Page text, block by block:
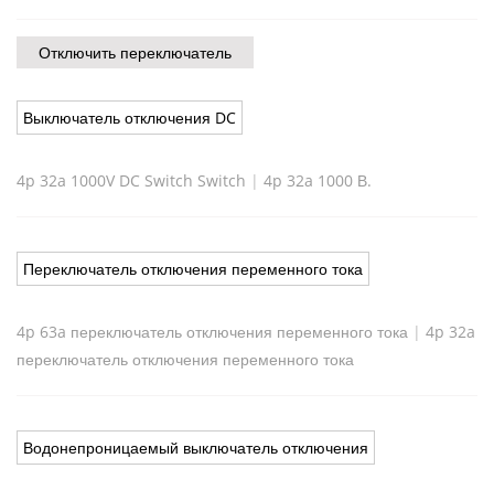
Отключить переключатель
Выключатель отключения DC
4p 32a 1000V DC Switch Switch | 4p 32a 1000 В.
Переключатель отключения переменного тока
4p 63a переключатель отключения переменного тока | 4p 32a
переключатель отключения переменного тока
Водонепроницаемый выключатель отключения